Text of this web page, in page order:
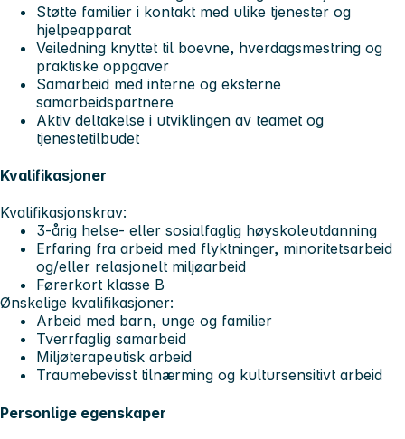
Støtte familier i kontakt med ulike tjenester og
hjelpeapparat
Veiledning knyttet til boevne, hverdagsmestring og
praktiske oppgaver
Samarbeid med interne og eksterne
samarbeidspartnere
Aktiv deltakelse i utviklingen av teamet og
tjenestetilbudet
Kvalifikasjoner
Kvalifikasjonskrav:
3-årig helse- eller sosialfaglig høyskoleutdanning
Erfaring fra arbeid med flyktninger, minoritetsarbeid
og/eller relasjonelt miljøarbeid
Førerkort klasse B
Ønskelige kvalifikasjoner:
Arbeid med barn, unge og familier
Tverrfaglig samarbeid
Miljøterapeutisk arbeid
Traumebevisst tilnærming og kultursensitivt arbeid
Personlige egenskaper